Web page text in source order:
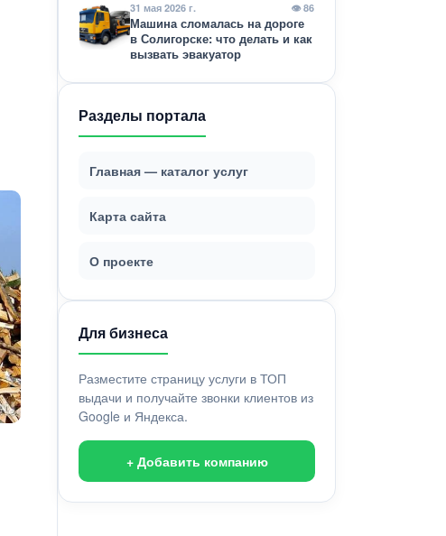
31 мая 2026 г. 👁 86
Машина сломалась на дороге
в Солигорске: что делать и как
вызвать эвакуатор
Разделы портала
Главная — каталог услуг
Карта сайта
О проекте
Для бизнеса
Разместите страницу услуги в ТОП
выдачи и получайте звонки клиентов из
Google и Яндекса.
+ Добавить компанию